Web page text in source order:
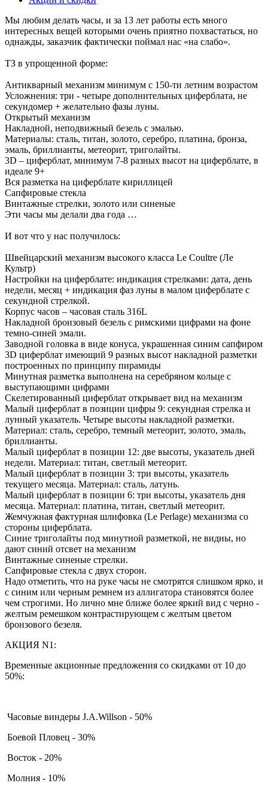
Мы любим делать часы, и за 13 лет работы есть много
интересных вещей которыми очень приятно похвастаться, но
однажды, заказчик фактически поймал нас «на слабо».
ТЗ в упрощенной форме:
Антикварный механизм минимум с 150-ти летним возрастом
Усложнения: три - четыре дополнительных циферблата, не
секундомер + желательно фазы луны.
Открытый механизм
Накладной, неподвижный безель с эмалью.
Материалы: сталь, титан, золото, серебро, платина, бронза,
эмаль, бриллианты, метеорит, триголайты.
3D – циферблат, минимум 7-8 разных высот на циферблате, в
идеале 9+
Вся разметка на циферблате кириллицей
Сапфировые стекла
Винтажные стрелки, золото или синеные
Эти часы мы делали два года …
И вот что у нас получилось:
Швейцарский механизм высокого класса Le Coultre (Ле
Культр)
Настройки на циферблате: индикация стрелками: дата, день
недели, месяц + индикация фаз луны в малом циферблате с
секундной стрелкой.
Корпус часов – часовая сталь 316L
Накладной бронзовый безель с римскими цифрами на фоне
темно-синей эмали.
Заводной головка в виде конуса, украшенная синим сапфиром
3D циферблат имеющий 9 разных высот накладной разметки
построенных по принципу пирамиды
Минутная разметка выполнена на серебряном кольце с
выступающими цифрами
Скелетированный циферблат открывает вид на механизм
Малый циферблат в позиции цифры 9: секундная стрелка и
лунный указатель. Четыре высоты накладной разметки.
Материал: сталь, серебро, темный метеорит, золото, эмаль,
бриллианты.
Малый циферблат в позиции 12: две высоты, указатель дней
недели. Материал: титан, светлый метеорит.
Малый циферблат в позиции 3: три высоты, указатель
текущего месяца. Материал: сталь, латунь.
Малый циферблат в позиции 6: три высоты, указатель дня
месяца. Материал: платина, титан, светлый метеорит.
Жемчужная фактурная шлифовка (Le Perlage) механизма со
стороны циферблата.
Синие триголайты под минутной разметкой, не видны, но
дают синий отсвет на механизм
Винтажные синеные стрелки.
Сапфировые стекла с двух сторон.
Надо отметить, что на руке часы не смотрятся слишком ярко, и
с синим или черным ремнем из аллигатора становятся более
чем строгими. Но лично мне ближе более яркий вид с черно -
желтым ремешком контрастирующем с желтым цветом
бронзового безеля.
АКЦИЯ N1:
Временные акционные предложения со скидками от 10 до
50%:
Часовые виндеры J.A.Willson - 50%
Боевой Пловец - 30%
Восток - 20%
Молния - 10%